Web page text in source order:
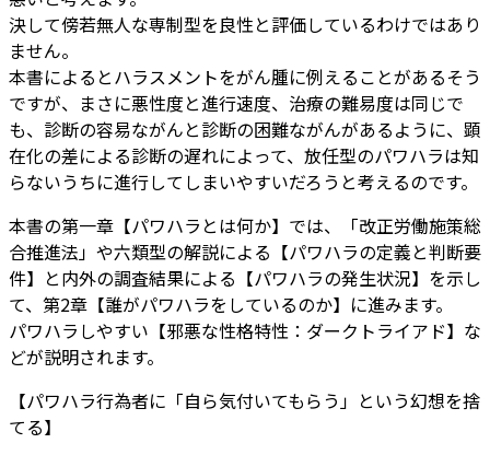
決して傍若無人な専制型を良性と評価しているわけではあり
ません。
本書によるとハラスメントをがん腫に例えることがあるそう
ですが、まさに悪性度と進行速度、治療の難易度は同じで
も、診断の容易ながんと診断の困難ながんがあるように、顕
在化の差による診断の遅れによって、放任型のパワハラは知
らないうちに進行してしまいやすいだろうと考えるのです。
本書の第一章【パワハラとは何か】では、「改正労働施策総
合推進法」や六類型の解説による【パワハラの定義と判断要
件】と内外の調査結果による【パワハラの発生状況】を示し
て、第2章【誰がパワハラをしているのか】に進みます。
パワハラしやすい【邪悪な性格特性：ダークトライアド】な
どが説明されます。
【パワハラ行為者に「自ら気付いてもらう」という幻想を捨
てる】